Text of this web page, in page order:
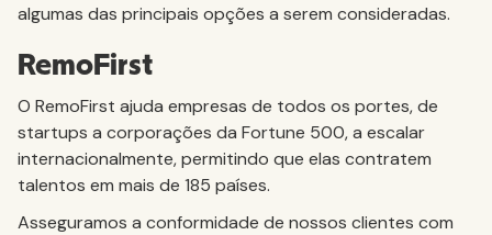
algumas das principais opções a serem consideradas.
RemoFirst
O RemoFirst ajuda empresas de todos os portes, de
startups a corporações da Fortune 500, a escalar
internacionalmente, permitindo que elas contratem
talentos em mais de 185 países.
Asseguramos a conformidade de nossos clientes com